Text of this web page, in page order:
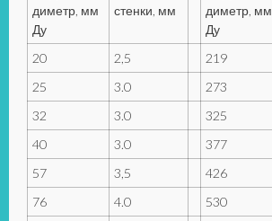
диметр, мм
Ду
стенки, мм
диметр, мм
Ду
20 2,5 219
25
3.0 273
32
3.0 325
40
3.0 377
57
3,5 426
76
4.0 530